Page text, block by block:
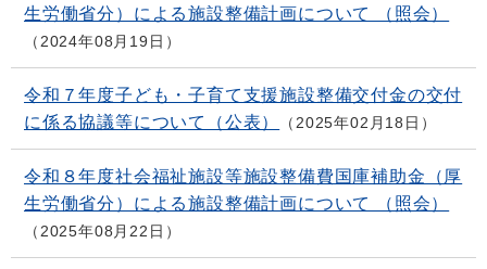
生労働省分）による施設整備計画について （照会）
2024年08月19日
令和７年度子ども・子育て支援施設整備交付金の交付
に係る協議等について（公表）
2025年02月18日
令和８年度社会福祉施設等施設整備費国庫補助金（厚
生労働省分）による施設整備計画について （照会）
2025年08月22日